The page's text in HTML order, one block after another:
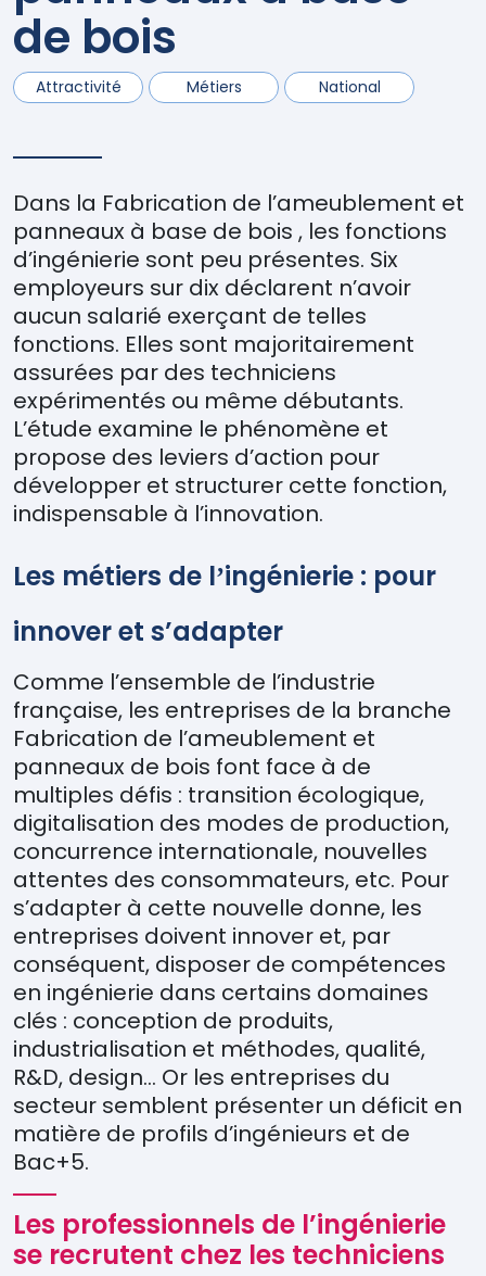
de bois
Attractivité Métiers National
Dans la Fabrication de l’ameublement et
panneaux à base de bois , les fonctions
d’ingénierie sont peu présentes. Six
employeurs sur dix déclarent n’avoir
aucun salarié exerçant de telles
fonctions. Elles sont majoritairement
assurées par des techniciens
expérimentés ou même débutants.
L’étude examine le phénomène et
propose des leviers d’action pour
développer et structurer cette fonction,
indispensable à l’innovation.
Les métiers de l’ingénierie : pour
innover et s’adapter
Comme l’ensemble de l’industrie
française, les entreprises de la branche
Fabrication de l’ameublement et
panneaux de bois font face à de
multiples défis : transition écologique,
digitalisation des modes de production,
concurrence internationale, nouvelles
attentes des consommateurs, etc. Pour
s’adapter à cette nouvelle donne, les
entreprises doivent innover et, par
conséquent, disposer de compétences
en ingénierie dans certains domaines
clés : conception de produits,
industrialisation et méthodes, qualité,
R&D, design… Or les entreprises du
secteur semblent présenter un déficit en
matière de profils d’ingénieurs et de
Bac+5.
Les professionnels de l’ingénierie
se recrutent chez les techniciens